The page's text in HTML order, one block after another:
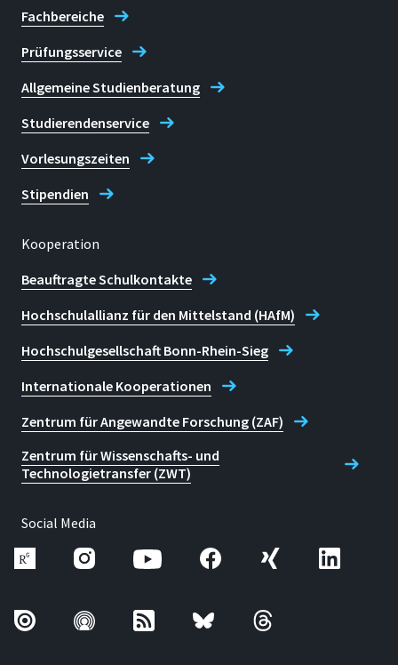
Fachbereiche
Prüfungsservice
Allgemeine Studienberatung
Studierendenservice
Vorlesungszeiten
Stipendien
Kooperation
Beauftragte Schulkontakte
Hochschulallianz für den Mittelstand (HAfM)
Hochschulgesellschaft Bonn-Rhein-Sieg
Internationale Kooperationen
Zentrum für Angewandte Forschung (ZAF)
Zentrum für Wissenschafts- und
Technologietransfer (ZWT)
Social Media